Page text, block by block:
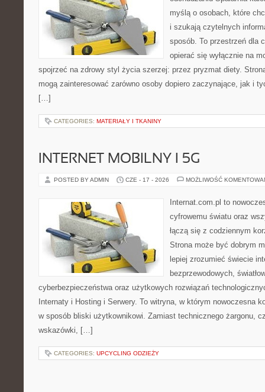
myślą o osobach, które
i szukają czytelnych
sposób. To przestrzeń dla
opierać się wyłącznie na
spojrzeć na zdrowy styl życia szerzej: przez pryzmat diety.
mogą zainteresować zarówno osoby dopiero zaczynające, jak i
[…]
CATEGORIES: MATERIAŁY I TKANINY
INTERNET MOBILNY I 5G
POSTED BY ADMIN CZE - 17 - 2026 MOŻLIWOŚĆ
Internat.com.pl to
cyfrowemu światu oraz
łączą się z codziennym
Strona może być dobrym
lepiej zrozumieć świecie
bezprzewodowych,
cyberbezpieczeństwa oraz użytkowych rozwiązań
Internaty i Hosting i Serwery. To witryna, w którym nowoczesna
w sposób bliski użytkownikowi. Zamiast technicznego żargonu,
wskazówki, […]
CATEGORIES: UPCYCLING ODZIEŻY